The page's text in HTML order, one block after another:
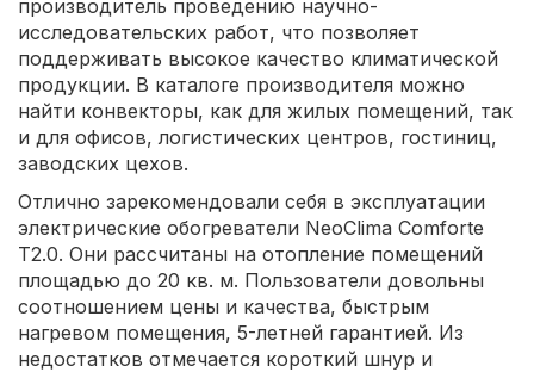
производитель проведению научно-
исследовательских работ, что позволяет
поддерживать высокое качество климатической
продукции. В каталоге производителя можно
найти конвекторы, как для жилых помещений, так
и для офисов, логистических центров, гостиниц,
заводских цехов.
Отлично зарекомендовали себя в эксплуатации
электрические обогреватели NeoClima Comforte
T2.0. Они рассчитаны на отопление помещений
площадью до 20 кв. м. Пользователи довольны
соотношением цены и качества, быстрым
нагревом помещения, 5-летней гарантией. Из
недостатков отмечается короткий шнур и